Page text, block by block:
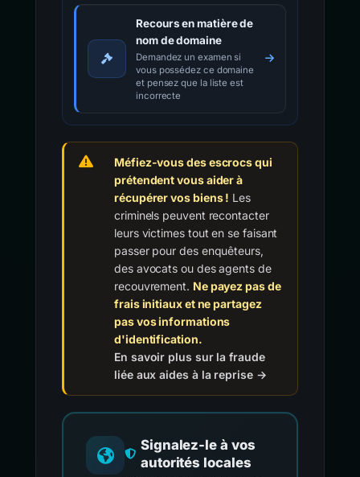
Recours en matière de
nom de domaine
Demandez un examen si
vous possédez ce domaine
et pensez que la liste est
incorrecte
Méfiez-vous des escrocs qui
prétendent vous aider à
récupérer vos biens ! Les
criminels peuvent recontacter
leurs victimes tout en se faisant
passer pour des enquêteurs,
des avocats ou des agents de
recouvrement. Ne payez pas de
frais initiaux et ne partagez
pas vos informations
d'identification.
En savoir plus sur la fraude
liée aux aides à la reprise →
Signalez-le à vos
autorités locales